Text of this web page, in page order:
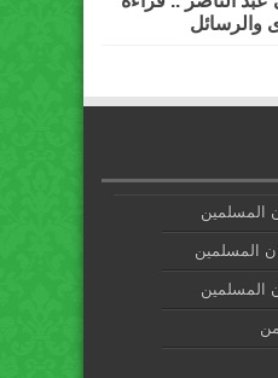
والرسائل
المسلمين
المسلمين
المسلمين